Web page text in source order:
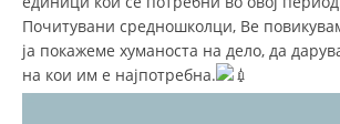
РАКОВОДЕН ОДБОР
СОБРАНИЕ
Почитувани средношколци, Ве
ја покажеме хуманоста на дело, да
на кои им е најпотребна.